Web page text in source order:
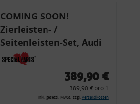
COMING SOON!
Zierleisten- /
Seitenleisten-Set, Audi
80 Cabrio, Coupe, S2, (6x
Zierleiste, 2x Kappe,
Montagewerkzeug)
389,90 €
389,90 € pro 1
inkl. gesetzl. MwSt., zzgl. Versandkosten